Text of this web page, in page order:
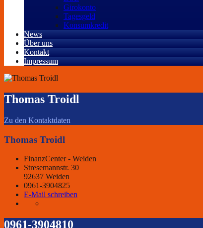
Girokonto
Tagesgeld
Konsumkredit
News
Über uns
Kontakt
Impressum
Thomas Troidl
Zu den Kontaktdaten
Thomas Troidl
FinanzCenter - Weiden
Stresemannstr. 30
92637 Weiden
0961-3904825
E-Mail schreiben
0961-3904810